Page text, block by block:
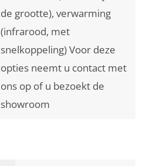
de grootte), verwarming
(infrarood, met
snelkoppeling) Voor deze
opties neemt u contact met
ons op of u bezoekt de
showroom